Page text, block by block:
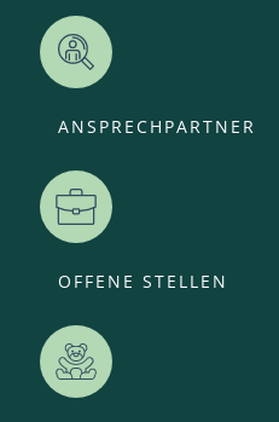
ANSPRECHPARTNER
OFFENE STELLEN